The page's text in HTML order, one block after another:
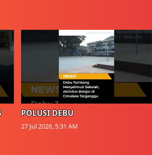
POLUSI DEBU
27 Jul 2026, 5:31 AM